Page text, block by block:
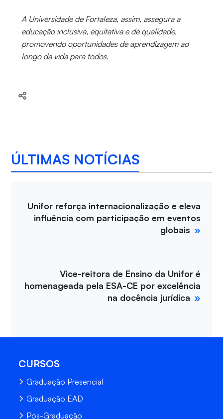
A Universidade de Fortaleza, assim, assegura a
educação inclusiva, equitativa e de qualidade,
promovendo oportunidades de aprendizagem ao
longo da vida para todos.
ÚLTIMAS NOTÍCIAS
Unifor reforça internacionalização e eleva
influência com participação em eventos
globais
Vice-reitora de Ensino da Unifor é
homenageada pela ESA-CE por excelência
na docência jurídica
CURSOS
Graduação Presencial
Graduação EAD
Pós-Graduação